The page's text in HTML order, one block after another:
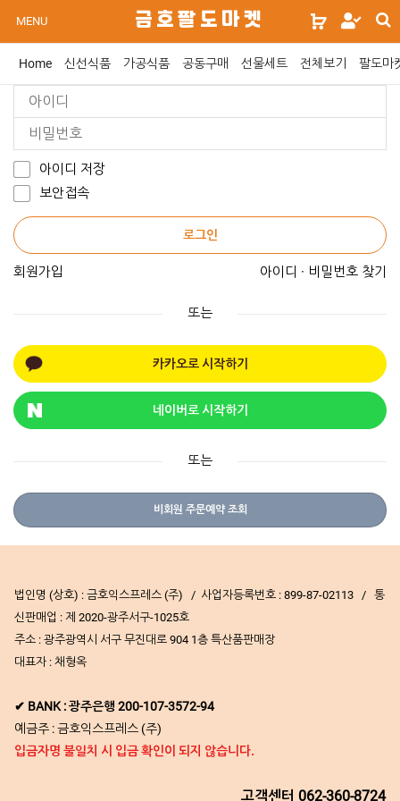
MENU 금호팔도마켓
로
인
문
Home 신선식품 가공식품 공동구매 선물세트 전체보기 팔도마
아이디 저장
보안접속
로그인
회원가입 아이디 · 비밀번호 찾기
또는
카카오로 시작하기
네이버로 시작하기
또는
비회원 주문예약 조회
법인명 (상호) : 금호익스프레스 (주) / 사업자등록번호 : 899-87-02113 / 통
신판매업 : 제 2020-광주서구-1025호
주소 : 광주광역시 서구 무진대로 904 1층 특산품판매장
대표자 : 채형옥
✔ BANK : 광주은행 200-107-3572-94
예금주 : 금호익스프레스 (주)
입금자명 불일치 시 입금 확인이 되지 않습니다.
고객센터 062-360-8724